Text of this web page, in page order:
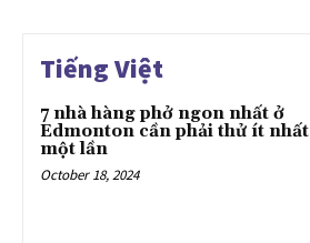
Tiếng Việt
7 nhà hàng phở ngon nhất ở
Edmonton cần phải thử ít nhất
một lần
October 18, 2024